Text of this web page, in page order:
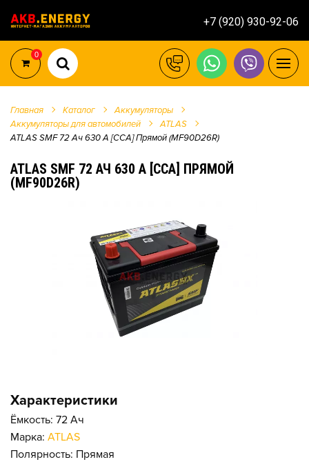
+7 (920) 930-92-06
0
Главная Каталог
Аккумуляторы
Аккумуляторы для автомобилей
ATLAS
ATLAS SMF 72 Ач 630 А [CCA] Прямой (MF90D26R)
ATLAS SMF 72 АЧ 630 А [CCA] ПРЯМОЙ
(MF90D26R)
Характеристики
Ёмкость: 72 Ач
Марка: ATLAS
Полярность: Прямая